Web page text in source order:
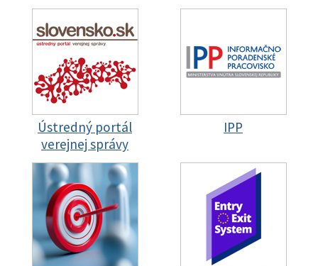
Ústredný portál
verejnej správy
IPP